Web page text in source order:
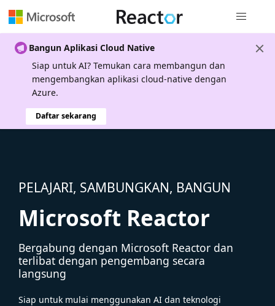
Bangun Aplikasi Cloud Native
Siap untuk AI? Temukan cara membangun dan
mengembangkan aplikasi cloud-native dengan
Azure.
Daftar sekarang
PELAJARI, SAMBUNGKAN, BANGUN
Microsoft Reactor
Bergabung dengan Microsoft Reactor dan
terlibat dengan pengembang secara
langsung
Siap untuk mulai menggunakan AI dan teknologi